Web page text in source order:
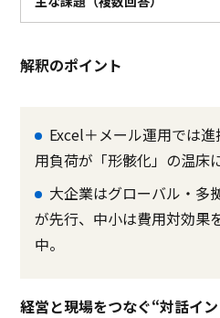
解釈のポイント
Excel＋メール運用では
用負荷が「形骸化」の温床に
大企業はグローバル・多
が先行、中小は費用対効果
中。
経営と現場をつなぐ“対話イ